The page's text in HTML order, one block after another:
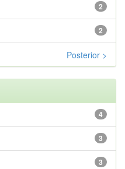
2
2
Posterior >
4
3
3